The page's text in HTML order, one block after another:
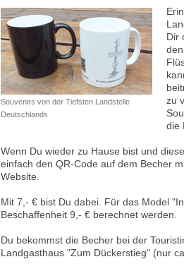
Souvenirs von der Tiefsten Landstelle
Deutschlands
Dir
zu
die
Wenn Du wieder zu Hause bist und
einfach den QR-Code auf dem Becher
Website.
Mit 7,- € bist Du dabei. Für das Model
Beschaffenheit 9,- € berechnet werden.
Du bekommst die Becher bei der
Landgasthaus "Zum Dückerstieg" (nur